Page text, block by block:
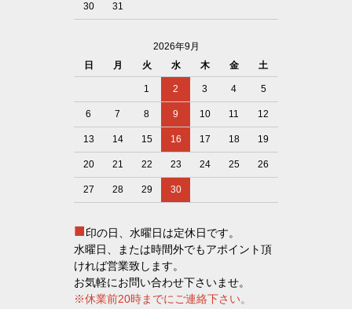
30 31
2026年9月
日
月 火 水 木 金 土
1 2 3 4 5
6 7 8 9 10 11 12
13 14 15 16 17 18 19
20 21 22 23 24 25 26
27 28 29 30
■印の日、水曜日は定休日です。
水曜日、または時間外でもアポイント頂
ければ営業致します。
お気軽にお問い合わせ下さいませ。
※休業前20時までにご連絡下さい。